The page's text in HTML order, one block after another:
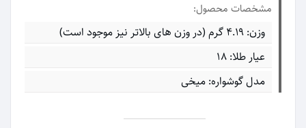
مشخصات محصول:
وزن: ۴.۱۹ گرم (در وزن های بالاتر نیز موجود است)
عیار طلا: ۱۸
مدل گوشواره: میخی